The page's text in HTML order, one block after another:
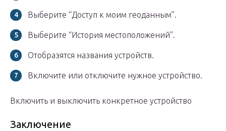
Выберите “Доступ к моим геоданным”.
Выберите “История местоположений”.
Отобразятся названия устройств.
Включите или отключите нужное устройство.
Включить и выключить конкретное устройство
Заключение